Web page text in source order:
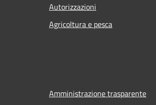
Autorizzazioni
Agricoltura e pesca
Amministrazione trasparente